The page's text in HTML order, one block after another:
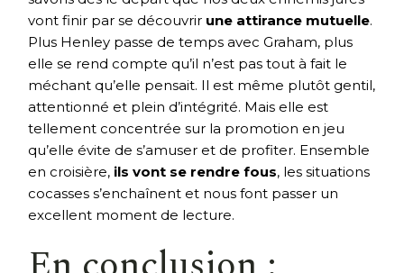
vont finir par se découvrir une attirance mutuelle.
Plus Henley passe de temps avec Graham, plus
elle se rend compte qu’il n’est pas tout à fait le
méchant qu’elle pensait. Il est même plutôt gentil,
attentionné et plein d’intégrité. Mais elle est
tellement concentrée sur la promotion en jeu
qu’elle évite de s’amuser et de profiter. Ensemble
en croisière, ils vont se rendre fous, les situations
cocasses s’enchaînent et nous font passer un
excellent moment de lecture.